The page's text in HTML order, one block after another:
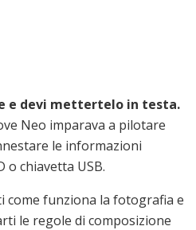
e devi mettertelo in testa.
Neo imparava a pilotare
le informazioni
o chiavetta USB.
come funziona la fotografia e
le regole di composizione